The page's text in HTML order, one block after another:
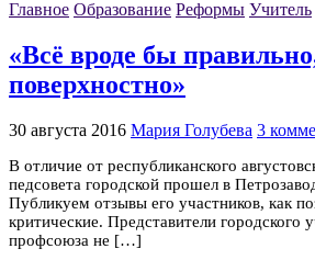
Главное Образование Реформы Учитель
«Всё вроде бы
поверхностно»
30 августа 2016 Мария Голубева 3
В отличие от республиканского
педсовета городской прошел в
Публикуем отзывы его участников, как
критические. Представители городского
профсоюза не […]